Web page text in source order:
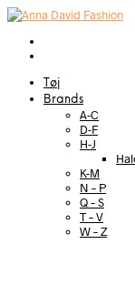
Tøj
Brands
A-C
D-F
H-J
K-M
N – P
Q – S
T – V
W – Z